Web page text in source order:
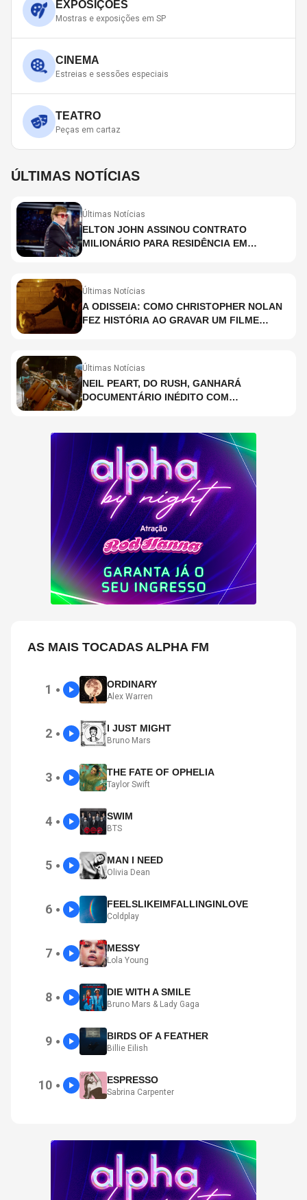
EXPOSIÇÕES
Mostras e exposições em SP
CINEMA
Estreias e sessões especiais
TEATRO
Peças em cartaz
ÚLTIMAS NOTÍCIAS
Últimas Notícias
ELTON JOHN ASSINOU CONTRATO
MILIONÁRIO PARA RESIDÊNCIA EM
Últimas Notícias
A ODISSEIA: COMO CHRISTOPHER NOLAN
FEZ HISTÓRIA AO GRAVAR UM FILME
Últimas Notícias
NEIL PEART, DO RUSH, GANHARÁ
DOCUMENTÁRIO INÉDITO COM
AS MAIS TOCADAS ALPHA FM
1 ● ORDINARY
Alex Warren
2 ● I JUST MIGHT
Bruno Mars
3 ● THE FATE OF OPHELIA
Taylor Swift
4 ● SWIM
BTS
5 ● MAN I NEED
Olivia Dean
6 ● FEELSLIKEIMFALLINGINLOVE
Coldplay
7 ● MESSY
Lola Young
8 ● DIE WITH A SMILE
Bruno Mars & Lady Gaga
9 ● BIRDS OF A FEATHER
Billie Eilish
10 ● ESPRESSO
Sabrina Carpenter